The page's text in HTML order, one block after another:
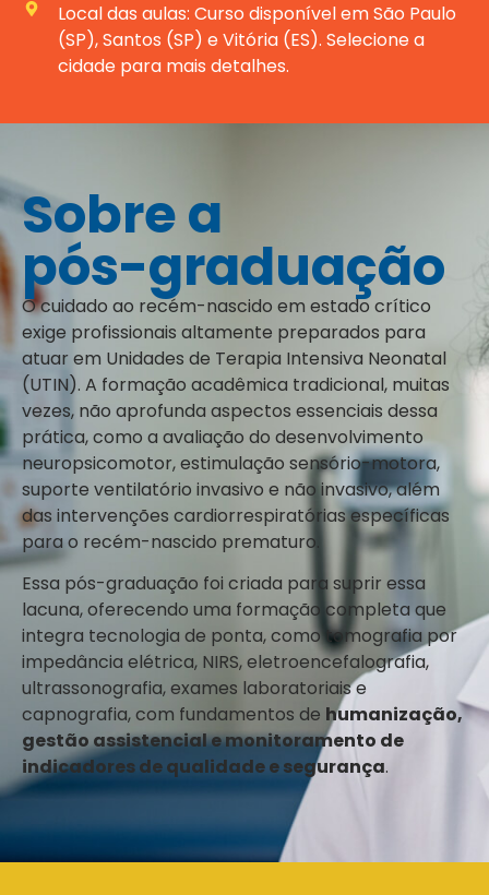
Local das aulas: Curso disponível em São Paulo
(SP), Santos (SP) e Vitória (ES). Selecione a
cidade para mais detalhes.
Sobre a
pós-graduação
O cuidado ao recém-nascido em estado crítico
exige profissionais altamente preparados para
atuar em Unidades de Terapia Intensiva Neonatal
(UTIN). A formação acadêmica tradicional, muitas
vezes, não aprofunda aspectos essenciais dessa
prática, como a avaliação do desenvolvimento
neuropsicomotor, estimulação sensório-motora,
suporte ventilatório invasivo e não invasivo, além
das intervenções cardiorrespiratórias específicas
para o recém-nascido prematuro.
Essa pós-graduação foi criada para suprir essa
lacuna, oferecendo uma formação completa que
integra tecnologia de ponta, como tomografia por
impedância elétrica, NIRS, eletroencefalografia,
ultrassonografia, exames laboratoriais e
capnografia, com fundamentos de humanização,
gestão assistencial e monitoramento de
indicadores de qualidade e segurança.